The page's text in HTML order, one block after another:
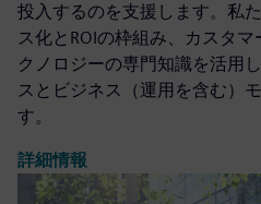
投入するのを支援します。私
ス化とROIの枠組み、カスタ
クノロジーの専門知識を活用
スとビジネス（運用を含む）
す。
詳細情報